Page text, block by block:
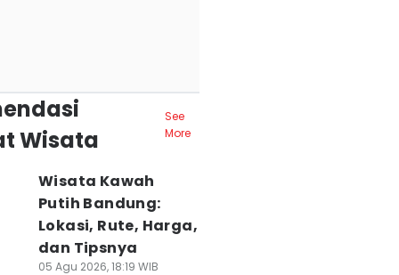
Wisata
See
More
Wisata Kawah
Putih Bandung:
Lokasi, Rute, Harga,
dan Tipsnya
05 Agu 2026, 18:19 WIB